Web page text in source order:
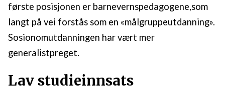
første posisjonen er barnevernspedagogene,som
langt på vei forstås som en «målgruppeutdanning».
Sosionomutdanningen har vært mer
generalistpreget.
Lav studieinnsats